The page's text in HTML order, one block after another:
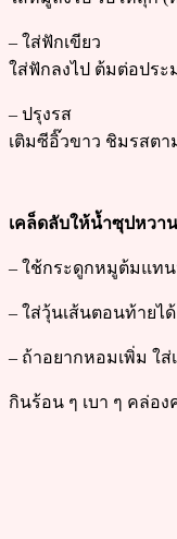
– ใส่ฟักเขียว
ใส่ฟักลงไป ต้มต่อประ
– ปรุงรส
เติมซีอิ๊วขาว ชิมรสต
เคล็ดลับให้น้ำซุปหวาน
– ใช้กระดูกหมูต้มแท
– ใส่วุ้นเส้นตอนท้ายไ
– ถ้าอยากหอมเพิ่ม ใ
กินร้อน ๆ เบา ๆ คล่อง